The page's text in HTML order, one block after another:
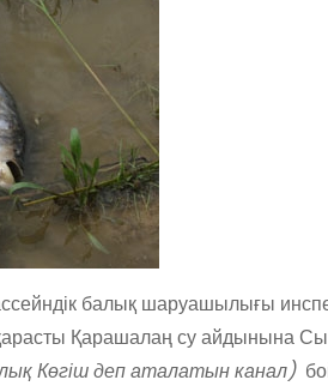
балық шаруашылығы
Қарашалаң су айдынына
Көгіш деп аталатын канал)